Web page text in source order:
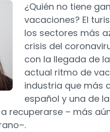
¿Quién no tiene
vacaciones? El
los sectores más
crisis del
con la llegada de
actual ritmo de
industria que más
español y una de
recuperarse – más